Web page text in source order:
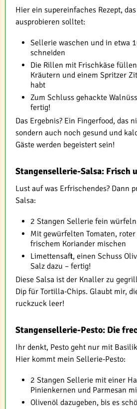
Hier ein supereinfaches Rezept,
ausprobieren solltet:
Sellerie waschen und in etwa
schneiden
Die Rillen mit Frischkäse
Kräutern und einem Spritzer
habt
Zum Schluss gehackte
fertig!
Das Ergebnis? Ein Fingerfood, das
sondern auch noch gesund und
Gäste werden begeistert sein!
Stangensellerie-Salsa: Frisch
Lust auf was Erfrischendes? Dann
Salsa:
2 Stangen Sellerie fein würfeln
Mit gewürfelten Tomaten,
frischem Koriander mischen
Limettensaft, einen Schuss
Salz dazu – fertig!
Diese Salsa ist der Knaller zu
Dip für Tortilla-Chips. Glaubt mir,
ruckzuck leer!
Stangensellerie-Pesto: Die
Ihr denkt, Pesto geht nur mit
Hier kommt mein Sellerie-Pesto:
2 Stangen Sellerie mit einer
Pinienkernen und Parmesan
Olivenöl dazugeben, bis es